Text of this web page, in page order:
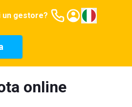
un gestore?
online